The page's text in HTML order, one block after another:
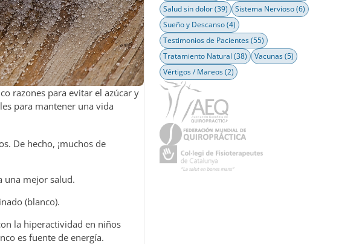
razones para evitar el azúcar y
para mantener una vida
De hecho, ¡muchos de
una mejor salud.
(blanco).
la hiperactividad en niños
es fuente de energía.
Salud sin dolor(39) Sistema Nervioso(6)
Sueño y Descanso(4)
Testimonios de Pacientes(55)
Tratamiento Natural (38) Vacunas(5)
Vértigos / Mareos(2)